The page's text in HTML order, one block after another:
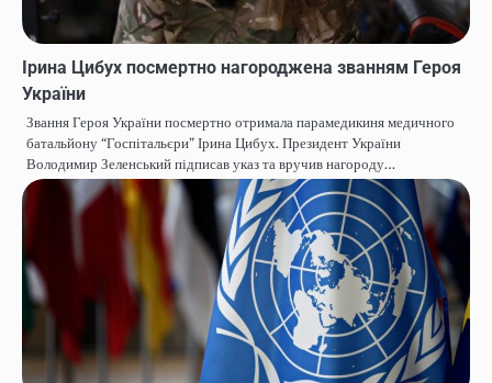
Ірина Цибух посмертно нагороджена званням Героя
України
Звання Героя України посмертно отримала парамедикиня медичного
батальйону “Госпітальєри” Ірина Цибух. Президент України
Володимир Зеленський підписав указ та вручив нагороду…